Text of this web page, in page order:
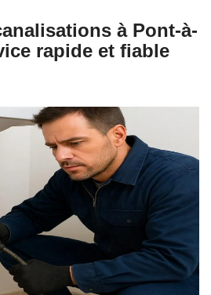
à Pont-à-
rapide et fiable